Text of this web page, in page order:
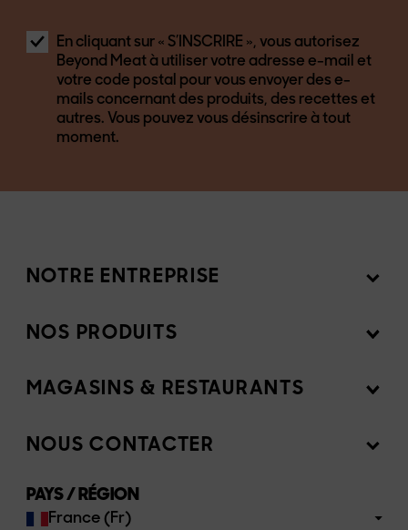
En cliquant sur « S’INSCRIRE », vous autorisez
Beyond Meat à utiliser votre adresse e-mail et
votre code postal pour vous envoyer des e-
mails concernant des produits, des recettes et
autres. Vous pouvez vous désinscrire à tout
moment.
NOTRE ENTREPRISE
Mission
NOS PRODUITS
Produits
Ingrédients
Recettes
MAGASINS & RESTAURANTS
Vendez nos produits
NOUS CONTACTER
FAQs
PAYS / RÉGION
France (Fr)